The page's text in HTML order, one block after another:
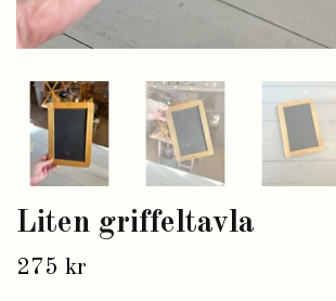
Liten griffeltavla
275 kr